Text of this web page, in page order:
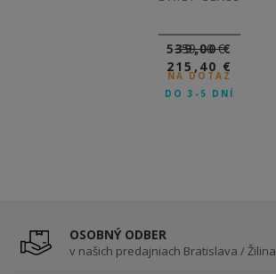
539,00 €
NA DOTAZ
359,00 €
215,40 €
DO 3-5 DNÍ
OSOBNÝ ODBER
v našich predajniach Bratislava / Žilina